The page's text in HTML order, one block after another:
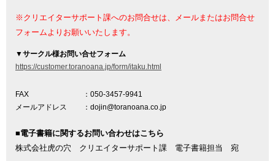
※クリエイターサポート課へのお問合せは、メールまたはお問合せ
フォームよりお願いいたします。
▼サークル様お問い合せフォーム
https://customer.toranoana.jp/form/itaku.html
FAX
：050-3457-9941
メールアドレス
：dojin@toranoana.co.jp
■電子書籍に関するお問い合わせはこちら
株式会社虎の穴 クリエイターサポート課 電子書籍担当 宛